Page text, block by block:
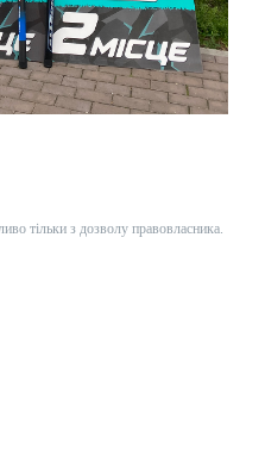
тільки з дозволу правовласника.